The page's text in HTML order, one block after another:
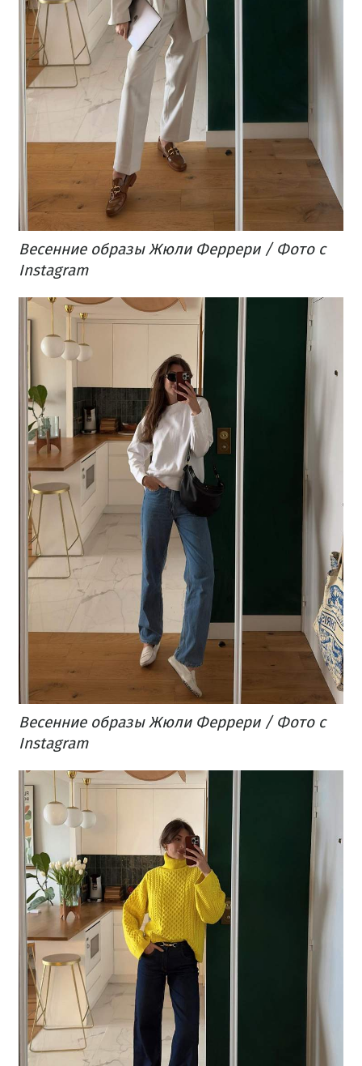
Весенние образы Жюли Феррери / Фото с
Instagram
Весенние образы Жюли Феррери / Фото с
Instagram